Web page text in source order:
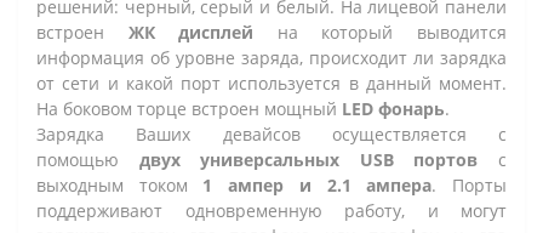
решений: черный, серый и белый. На лицевой панели
встроен ЖК дисплей на который выводится
информация об уровне заряда, происходит ли зарядка
от сети и какой порт используется в данный момент.
На боковом торце встроен мощный LED фонарь.
Зарядка Ваших девайсов осуществляется с
помощью двух универсальных USB портов с
выходным током 1 ампер и 2.1 ампера. Порты
поддерживают одновременную работу, и могут